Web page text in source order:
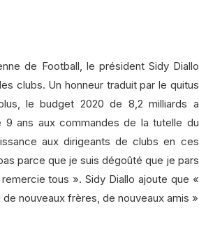
de Football, le président Sidy Diallo
clubs. Un honneur traduit par le quitus
le budget 2020 de 8,2 milliards a
ans aux commandes de la tutelle du
aux dirigeants de clubs en ces
parce que je suis dégoûté que je pars
tous ». Sidy Diallo ajoute que «
nouveaux frères, de nouveaux amis »